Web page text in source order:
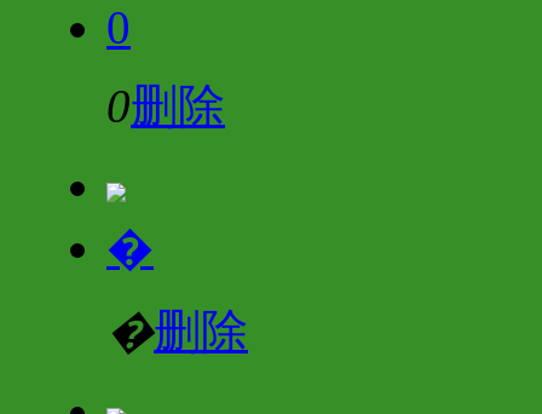
0
0删除
�
�删除